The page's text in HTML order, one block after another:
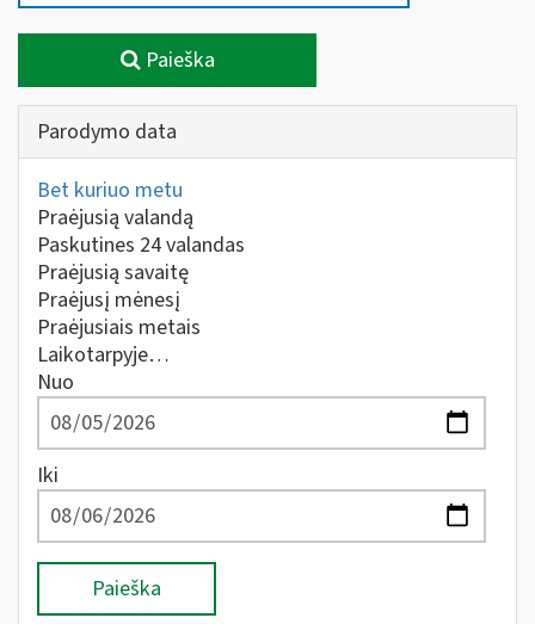
Paieška
Parodymo data
Bet kuriuo metu
Praėjusią valandą
Paskutines 24 valandas
Praėjusią savaitę
Praėjusį mėnesį
Praėjusiais metais
Laikotarpyje…
Nuo
Iki
Paieška